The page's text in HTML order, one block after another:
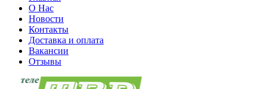
О Нас
Новости
Контакты
Доставка и оплата
Вакансии
Отзывы